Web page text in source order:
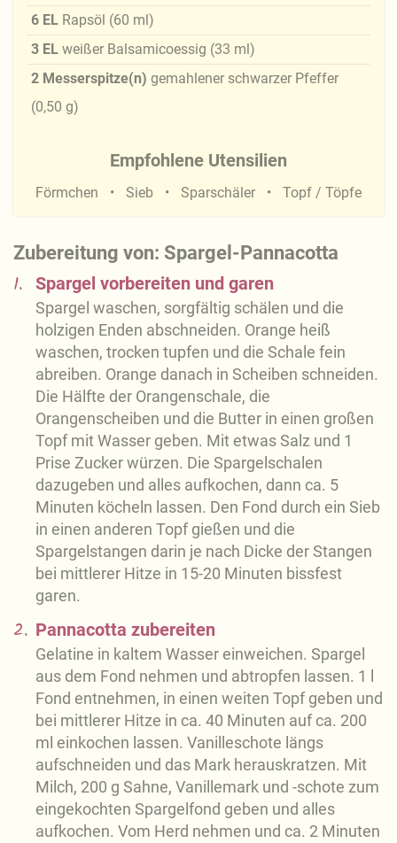
Zubereitung von: Spargel-Pannacotta
1. Spargel vorbereiten und garen
Spargel waschen, sorgfältig schälen und die
holzigen Enden abschneiden. Orange heiß
waschen, trocken tupfen und die Schale fein
abreiben. Orange danach in Scheiben schneiden.
Die Hälfte der Orangenschale, die
Orangenscheiben und die Butter in einen großen
Topf mit Wasser geben. Mit etwas Salz und 1
Prise Zucker würzen. Die Spargelschalen
dazugeben und alles aufkochen, dann ca. 5
Minuten köcheln lassen. Den Fond durch ein Sieb
in einen anderen Topf gießen und die
Spargelstangen darin je nach Dicke der Stangen
bei mittlerer Hitze in 15-20 Minuten bissfest
garen.
2. Pannacotta zubereiten
Gelatine in kaltem Wasser einweichen. Spargel
aus dem Fond nehmen und abtropfen lassen. 1 l
Fond entnehmen, in einen weiten Topf geben und
bei mittlerer Hitze in ca. 40 Minuten auf ca. 200
ml einkochen lassen. Vanilleschote längs
aufschneiden und das Mark herauskratzen. Mit
Milch, 200 g Sahne, Vanillemark und -schote zum
eingekochten Spargelfond geben und alles
aufkochen. Vom Herd nehmen und ca. 2 Minuten
6 EL Rapsöl (60 ml)
3 EL weißer Balsamicoessig (33 ml)
2 Messerspitze(n) gemahlener schwarzer Pfeffer
(0,50 g)
Empfohlene Utensilien
Förmchen Sieb Sparschäler Topf / Töpfe